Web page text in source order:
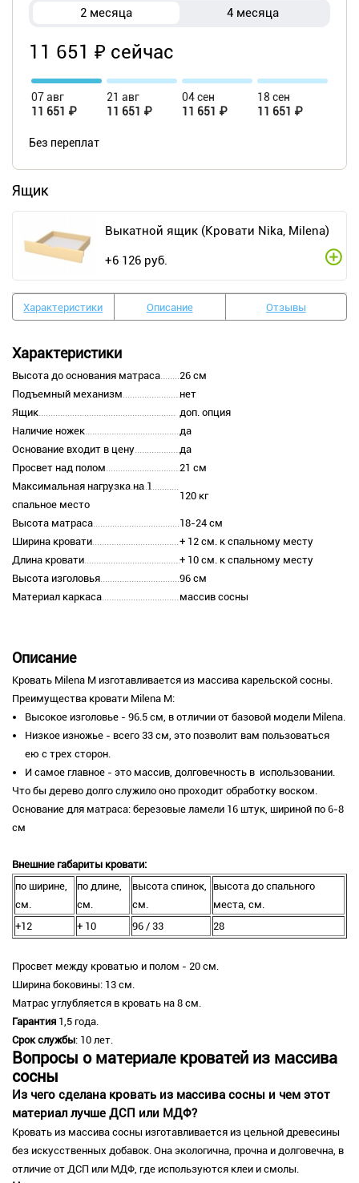
2 месяца 4 месяца
11 651 ₽ сейчас
07 авг
11 651 ₽
21 авг
11 651 ₽
04 сен
11 651 ₽
18 сен
11 651 ₽
Без переплат
Ящик
Выкатной ящик (Кровати Nika, Milena)
+6 126 руб.
Характеристики Описание Отзывы
Характеристики
Высота до основания матраса
26 см
Подъемный механизм
нет
Ящик
доп. опция
Наличие ножек
да
Основание входит в цену
да
Просвет над полом
21 см
Максимальная нагрузка на 1
спальное место
120 кг
Высота матраса
18-24 см
Ширина кровати
+ 12 см. к спальному месту
Длина кровати
+ 10 см. к спальному месту
Высота изголовья
96 см
Материал каркаса
массив сосны
Описание
Кровать Milena M изготавливается из массива карельской сосны.
Преимущества кровати Milena М:
Высокое изголовье - 96.5 см, в отличии от базовой модели Milena.
Низкое изножье - всего 33 см, это позволит вам пользоваться
ею с трех сторон.
И самое главное - это массив, долговечность в использовании.
Что бы дерево долго служило оно проходит обработку воском.
Основание для матраса: березовые ламели 16 штук, шириной по 6-8
см
Внешние габариты кровати:
по ширине,
см.
по длине,
см.
высота спинок,
см.
высота до спального
места, см.
+12
+ 10 96 / 33 28
Просвет между кроватью и полом - 20 см.
Ширина боковины: 13 см.
Матрас углубляется в кровать на 8 см.
Гарантия 1,5 года.
Срок службы: 10 лет.
Вопросы о материале кроватей из массива
сосны
Из чего сделана кровать из массива сосны и чем этот
материал лучше ДСП или МДФ?
Кровать из массива сосны изготавливается из цельной древесины
без искусственных добавок. Она экологична, прочна и долговечна, в
отличие от ДСП или МДФ, где используются клеи и смолы.